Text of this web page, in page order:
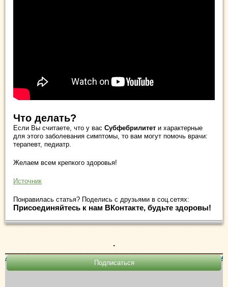
Что делать?
Если Вы считаете, что у вас Субфебрилитет и характерные
для этого заболевания симптомы, то вам могут помочь врачи:
терапевт, педиатр.
Желаем всем крепкого здоровья!
Источник
Понравилась статья? Поделись с друзьями в соц.сетях:
Присоединяйтесь к нам ВКонтакте, будьте здоровы!
.